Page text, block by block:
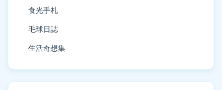
食光手札
毛球日誌
生活奇想集